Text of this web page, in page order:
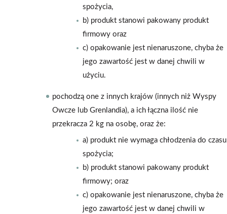
spożycia,
b) produkt stanowi pakowany produkt
firmowy oraz
c) opakowanie jest nienaruszone, chyba że
jego zawartość jest w danej chwili w
użyciu.
pochodzą one z innych krajów (innych niż Wyspy
Owcze lub Grenlandia), a ich łączna ilość nie
przekracza 2 kg na osobę, oraz że:
a) produkt nie wymaga chłodzenia do czasu
spożycia;
b) produkt stanowi pakowany produkt
firmowy; oraz
c) opakowanie jest nienaruszone, chyba że
jego zawartość jest w danej chwili w